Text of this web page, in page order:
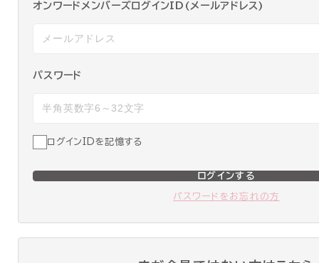
オンワードメンバーズログインID(メールアドレス)
パスワード
ログインIDを記憶する
ログインする
パスワードをお忘れの方